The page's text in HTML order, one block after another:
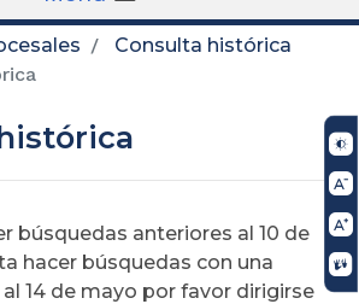
Consulta histórica
búsquedas anteriores al 10 de
hacer búsquedas con una
14 de mayo por favor dirigirse